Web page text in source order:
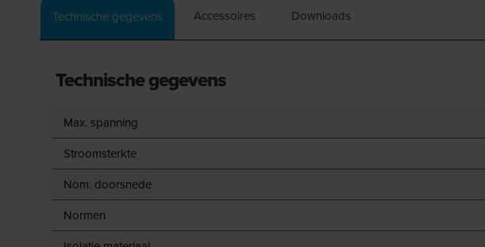
Technische gegevens Accessoires Downloads
Technische gegevens
Max. spanning
Stroomsterkte
Nom. doorsnede
Normen